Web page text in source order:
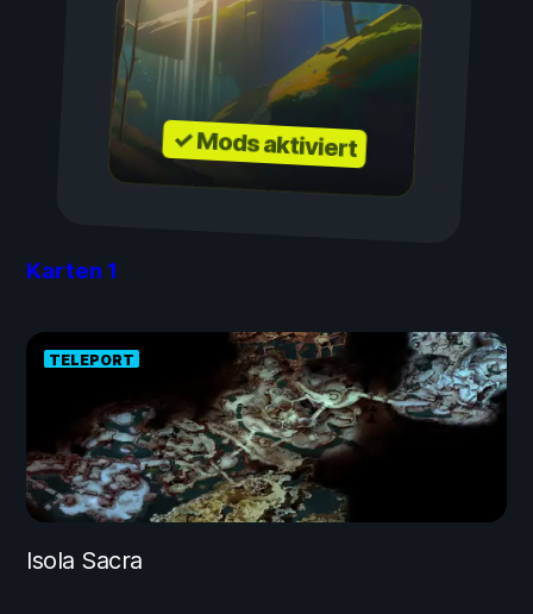
✓ Mods aktiviert
Karten 1
TELEPORT
Isola Sacra